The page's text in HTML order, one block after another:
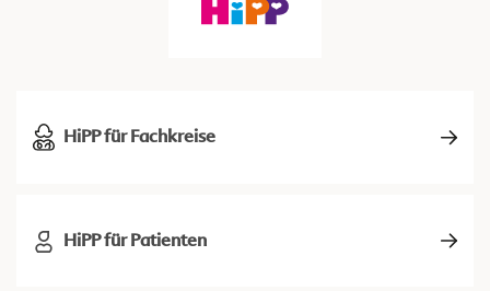
HiPP für Fachkreise
HiPP für Patienten